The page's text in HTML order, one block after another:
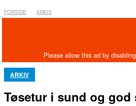
FORSIDE ARKIV
ARKIV
Tøsetur i sund og god